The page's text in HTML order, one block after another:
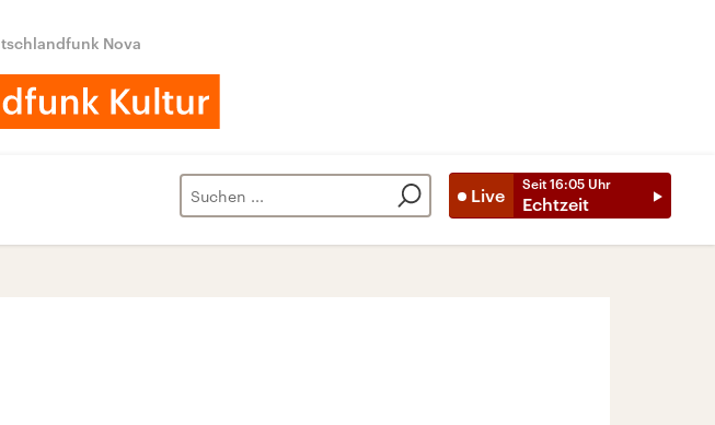
Nova
Live
Seit 16:05 Uhr
Echtzeit